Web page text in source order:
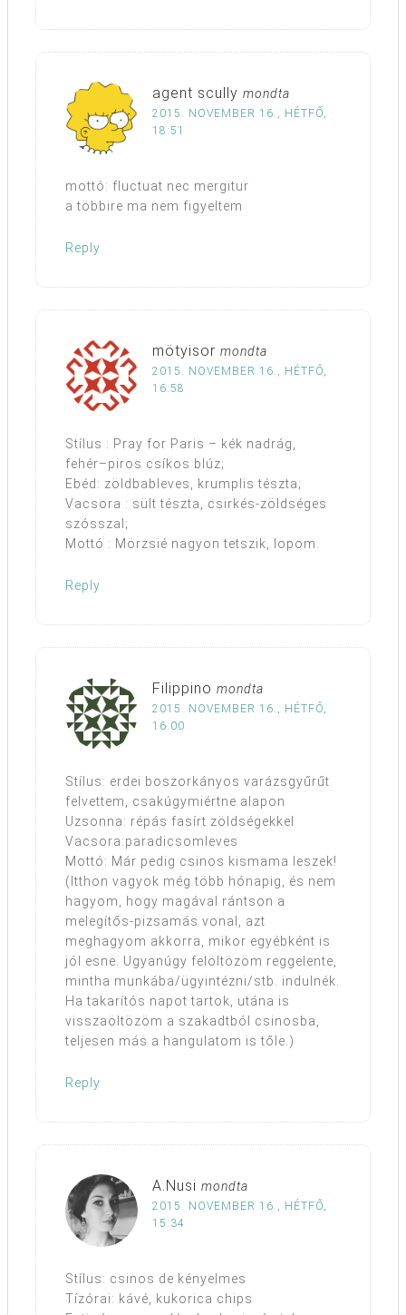
agent scully mondta
2015. NOVEMBER 16., HÉTFŐ,
18:51
mottó: fluctuat nec mergitur
a többire ma nem figyeltem
Reply
mötyisor mondta
2015. NOVEMBER 16., HÉTFŐ,
16:58
Stílus : Pray for Paris – kék nadrág,
fehér–piros csíkos blúz;
Ebéd: zöldbableves, krumplis tészta;
Vacsora : sült tészta, csirkés-zöldséges
szósszal;
Mottó : Mörzsié nagyon tetszik, lopom.
Reply
Filippino mondta
2015. NOVEMBER 16., HÉTFŐ,
16:00
Stílus: erdei boszorkányos varázsgyűrűt
felvettem, csakúgymiértne alapon
Uzsonna: répás fasírt zöldségekkel
Vacsora:paradicsomleves
Mottó: Már pedig csinos kismama leszek!
(Itthon vagyok még több hónapig, és nem
hagyom, hogy magával rántson a
melegítős-pizsamás vonal, azt
meghagyom akkorra, mikor egyébként is
jól esne. Ugyanúgy felöltözöm reggelente,
mintha munkába/ügyintézni/stb. indulnék.
Ha takarítós napot tartok, utána is
visszaöltözöm a szakadtból csinosba,
teljesen más a hangulatom is tőle.)
Reply
A.Nusi mondta
2015. NOVEMBER 16., HÉTFŐ,
15:34
Stílus: csinos de kényelmes
Tízórai: kávé, kukorica chips